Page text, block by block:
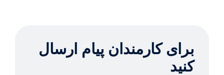
برای کارمندان پیام ارسال
کنید